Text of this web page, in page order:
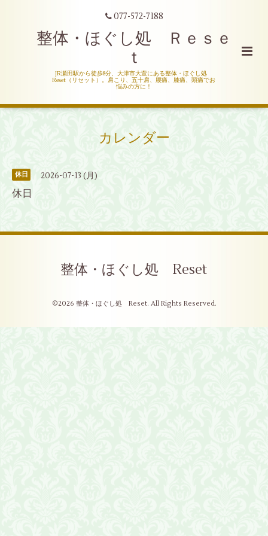
077-572-7188
整体・ほぐし処 Ｒｅｓｅ
ｔ
JR瀬田駅から徒歩8分、大津市大萱にある整体・ほぐし処
Reset（リセット）。肩こり、五十肩、腰痛、膝痛、頭痛でお
悩みの方に！
カレンダー
休日 2026-07-13 (月)
休日
整体・ほぐし処 Reset
©2026 整体・ほぐし処 Reset. All Rights Reserved.